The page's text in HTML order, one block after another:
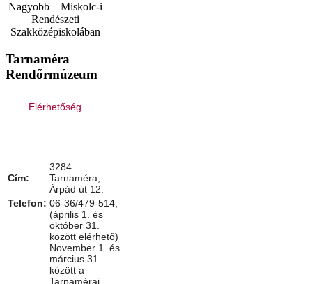
Nagyobb – Miskolc-i
Rendészeti
Szakközépiskolában
Tarnaméra
Rendőrmúzeum
Elérhetőség
Cím:
3284
Tarnaméra,
Árpád út 12.
Telefon: 06-36/479-514;
(április 1. és
október 31.
között elérhető)
November 1. és
március 31.
között a
Tarnamérai